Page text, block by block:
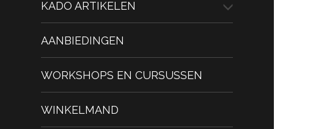
KADO ARTIKELEN
AANBIEDINGEN
WORKSHOPS EN CURSUSSEN
WINKELMAND